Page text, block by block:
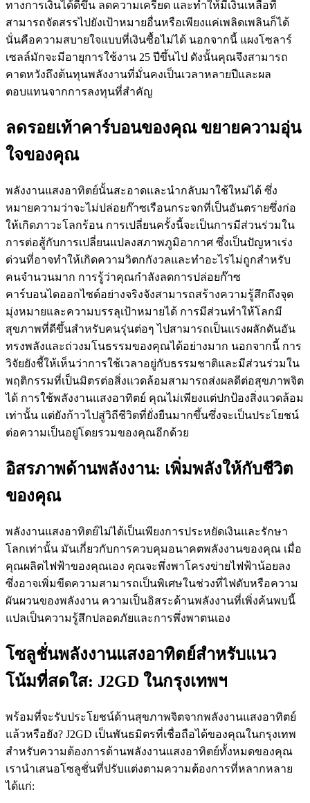
ทางการเงินได้ดีขึ้น ลดความเครียด และทำให้มีเงินเหลือที่
สามารถจัดสรรไปยังเป้าหมายอื่นหรือเพียงแค่เพลิดเพลินก็ได้
นั่นคือความสบายใจแบบที่เงินซื้อไม่ได้ นอกจากนี้ แผงโซลาร์
เซลล์มักจะมีอายุการใช้งาน 25 ปีขึ้นไป ดังนั้นคุณจึงสามารถ
คาดหวังถึงต้นทุนพลังงานที่มั่นคงเป็นเวลาหลายปีและผล
ตอบแทนจากการลงทุนที่สำคัญ
ลดรอยเท้าคาร์บอนของคุณ ขยายความอุ่น
ใจของคุณ
พลังงานแสงอาทิตย์นั้นสะอาดและนำกลับมาใช้ใหม่ได้ ซึ่ง
หมายความว่าจะไม่ปล่อยก๊าซเรือนกระจกที่เป็นอันตรายซึ่งก่อ
ให้เกิดภาวะโลกร้อน การเปลี่ยนครั้งนี้จะเป็นการมีส่วนร่วมใน
การต่อสู้กับการเปลี่ยนแปลงสภาพภูมิอากาศ ซึ่งเป็นปัญหาเร่ง
ด่วนที่อาจทำให้เกิดความวิตกกังวลและทำอะไรไม่ถูกสำหรับ
คนจำนวนมาก การรู้ว่าคุณกำลังลดการปล่อยก๊าซ
คาร์บอนไดออกไซด์อย่างจริงจังสามารถสร้างความรู้สึกถึงจุด
มุ่งหมายและความบรรลุเป้าหมายได้ การมีส่วนทำให้โลกมี
สุขภาพที่ดีขึ้นสำหรับคนรุ่นต่อๆ ไปสามารถเป็นแรงผลักดันอัน
ทรงพลังและถ่วงมโนธรรมของคุณได้อย่างมาก นอกจากนี้ การ
วิจัยยังชี้ให้เห็นว่าการใช้เวลาอยู่กับธรรมชาติและมีส่วนร่วมใน
พฤติกรรมที่เป็นมิตรต่อสิ่งแวดล้อมสามารถส่งผลดีต่อสุขภาพจิต
ได้ การใช้พลังงานแสงอาทิตย์ คุณไม่เพียงแต่ปกป้องสิ่งแวดล้อม
เท่านั้น แต่ยังก้าวไปสู่วิถีชีวิตที่ยั่งยืนมากขึ้นซึ่งจะเป็นประโยชน์
ต่อความเป็นอยู่โดยรวมของคุณอีกด้วย
อิสรภาพด้านพลังงาน: เพิ่มพลังให้กับชีวิต
ของคุณ
พลังงานแสงอาทิตย์ไม่ได้เป็นเพียงการประหยัดเงินและรักษา
โลกเท่านั้น มันเกี่ยวกับการควบคุมอนาคตพลังงานของคุณ เมื่อ
คุณผลิตไฟฟ้าของคุณเอง คุณจะพึ่งพาโครงข่ายไฟฟ้าน้อยลง
ซึ่งอาจเพิ่มขีดความสามารถเป็นพิเศษในช่วงที่ไฟดับหรือความ
ผันผวนของพลังงาน ความเป็นอิสระด้านพลังงานที่เพิ่งค้นพบนี้
แปลเป็นความรู้สึกปลอดภัยและการพึ่งพาตนเอง
โซลูชั่นพลังงานแสงอาทิตย์สำหรับแนว
โน้มที่สดใส: J2GD ในกรุงเทพฯ
พร้อมที่จะรับประโยชน์ด้านสุขภาพจิตจากพลังงานแสงอาทิตย์
แล้วหรือยัง? J2GD เป็นพันธมิตรที่เชื่อถือได้ของคุณในกรุงเทพ
สำหรับความต้องการด้านพลังงานแสงอาทิตย์ทั้งหมดของคุณ
เรานำเสนอโซลูชั่นที่ปรับแต่งตามความต้องการที่หลากหลาย
ได้แก่: